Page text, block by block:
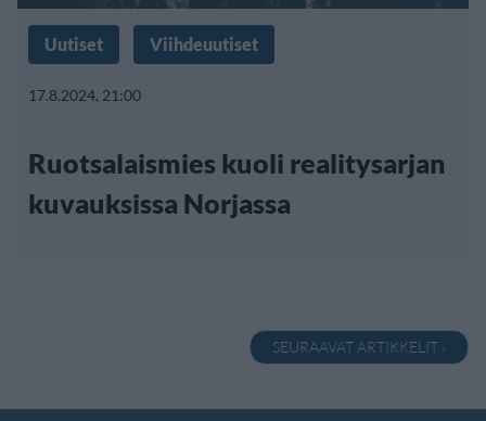
Uutiset Viihdeuutiset
17.8.2024, 21:00
Ruotsalaismies kuoli realitysarjan
kuvauksissa Norjassa
SEURAAVAT ARTIKKELIT ›